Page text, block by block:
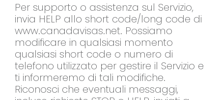
Per supporto o assistenza sul Servizio,
invia HELP allo short code/long code di
www.canadavisas.net. Possiamo
modificare in qualsiasi momento
qualsiasi short code o numero di
telefono utilizzato per gestire il Servizio e
ti informeremo di tali modifiche.
Riconosci che eventuali messaggi,